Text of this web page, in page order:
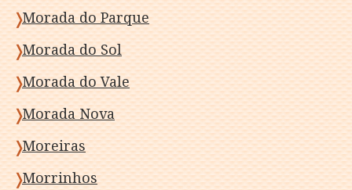
Morada do Parque
Morada do Sol
Morada do Vale
Morada Nova
Moreiras
Morrinhos